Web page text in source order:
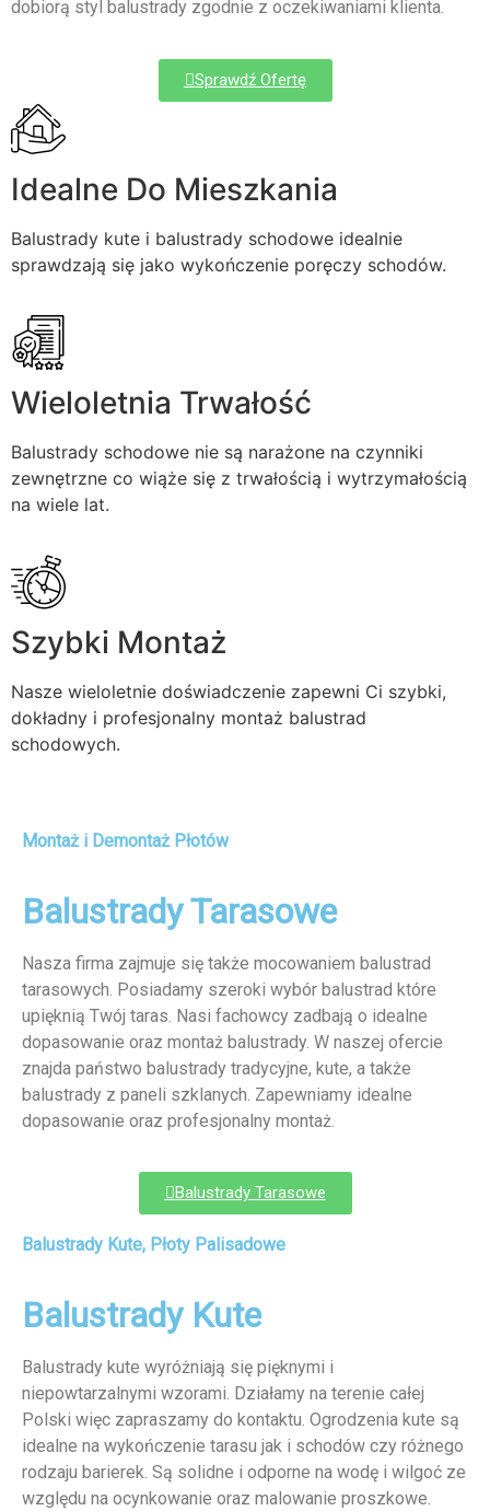
dobiorą styl balustrady zgodnie z oczekiwaniami klienta.
Sprawdź Ofertę
Idealne Do Mieszkania
Balustrady kute i balustrady schodowe idealnie
sprawdzają się jako wykończenie poręczy schodów.
Wieloletnia Trwałość
Balustrady schodowe nie są narażone na czynniki
zewnętrzne co wiąże się z trwałością i wytrzymałością
na wiele lat.
Szybki Montaż
Nasze wieloletnie doświadczenie zapewni Ci szybki,
dokładny i profesjonalny montaż balustrad
schodowych.
Montaż i Demontaż Płotów
Balustrady Tarasowe
Nasza firma zajmuje się także mocowaniem balustrad
tarasowych. Posiadamy szeroki wybór balustrad które
upięknią Twój taras. Nasi fachowcy zadbają o idealne
dopasowanie oraz montaż balustrady. W naszej ofercie
znajda państwo balustrady tradycyjne, kute, a także
balustrady z paneli szklanych. Zapewniamy idealne
dopasowanie oraz profesjonalny montaż.
Balustrady Tarasowe
Balustrady Kute, Płoty Palisadowe
Balustrady Kute
Balustrady kute wyróżniają się pięknymi i
niepowtarzalnymi wzorami. Działamy na terenie całej
Polski więc zapraszamy do kontaktu. Ogrodzenia kute są
idealne na wykończenie tarasu jak i schodów czy różnego
rodzaju barierek. Są solidne i odporne na wodę i wilgoć ze
względu na ocynkowanie oraz malowanie proszkowe.